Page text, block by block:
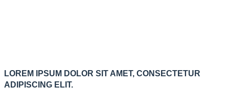
LOREM IPSUM DOLOR SIT AMET, CONSECTETUR
ADIPISCING ELIT.